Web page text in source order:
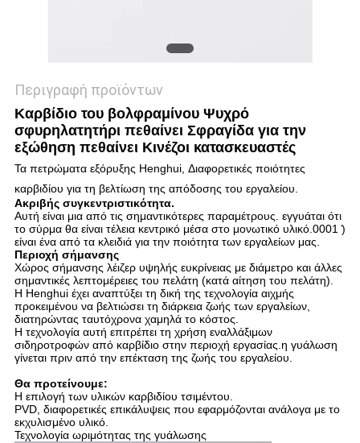
Περιγραφή προϊόντων
Καρβίδιο του βολφραμίνου Ψυχρό
σφυρηλατητήρι πεθαίνει Σφραγίδα για την
εξώθηση πεθαίνει Κινέζοι κατασκευαστές
Τα πετρώματα εξόρυξης Henghui, Διαφορετικές ποιότητες
καρβιδίου για τη βελτίωση της απόδοσης του εργαλείου.
Ακριβής συγκεντριστικότητα.
Αυτή είναι μια από τις σημαντικότερες παραμέτρους. εγγυάται ότι
το σύρμα θα είναι τέλεια κεντρικό μέσα στο μονωτικό υλικό.0001 ̇)
είναι ένα από τα κλειδιά για την ποιότητα των εργαλείων μας.
Περιοχή σήμανσης
Χώρος σήμανσης λέιζερ υψηλής ευκρίνειας με διάμετρο και άλλες
σημαντικές λεπτομέρειες του πελάτη (κατά αίτηση του πελάτη).
Η Henghui έχει αναπτύξει τη δική της τεχνολογία αιχμής
προκειμένου να βελτιώσει τη διάρκεια ζωής των εργαλείων,
διατηρώντας ταυτόχρονα χαμηλά το κόστος.
Η τεχνολογία αυτή επιτρέπει τη χρήση εναλλάξιμων
σιδηροτροφών από καρβίδιο στην περιοχή εργασίας.η γυάλωση
γίνεται πριν από την επέκταση της ζωής του εργαλείου.
Θα προτείνουμε:
Η επιλογή των υλικών καρβιδίου τσιμέντου.
PVD, διαφορετικές επικάλυψεις που εφαρμόζονται ανάλογα με το
εκχυλισμένο υλικό.
Τεχνολογία ωριμότητας της γυάλωσης